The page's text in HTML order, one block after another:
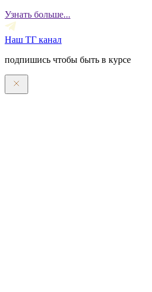
Узнать больше...
Наш ТГ канал
подпишись чтобы быть в курсе